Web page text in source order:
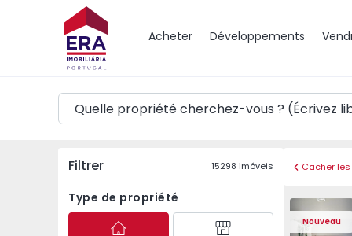
Acheter Développements
Carte
Filtrer 15298 imóveis
Type de propriété
Cacher
Nouveau
Appartement T1